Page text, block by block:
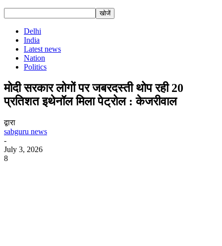
Delhi
India
Latest news
Nation
Politics
मोदी सरकार लोगों पर जबरदस्ती थोप रही 20
प्रतिशत इथेनॉल मिला पेट्रोल : केजरीवाल
द्वारा
sabguru news
-
July 3, 2026
8